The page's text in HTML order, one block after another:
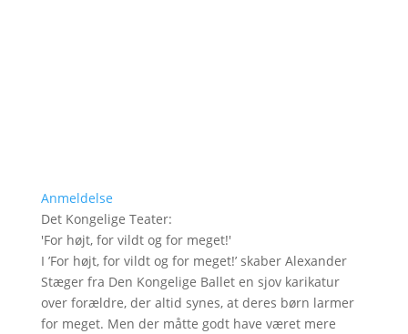
Anmeldelse
Det Kongelige Teater:
'For højt, for vildt og for meget!'
I ’For højt, for vildt og for meget!’ skaber Alexander
Stæger fra Den Kongelige Ballet en sjov karikatur
over forældre, der altid synes, at deres børn larmer
for meget. Men der måtte godt have været mere